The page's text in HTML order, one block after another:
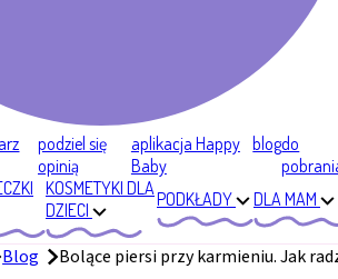
podziel się
opinią
aplikacja Happy
Baby
blogdo
KOSMETYKI DLA
DZIECI
PODKŁADY DLA MAM
Blog Bolące piersi przy karmieniu. Jak